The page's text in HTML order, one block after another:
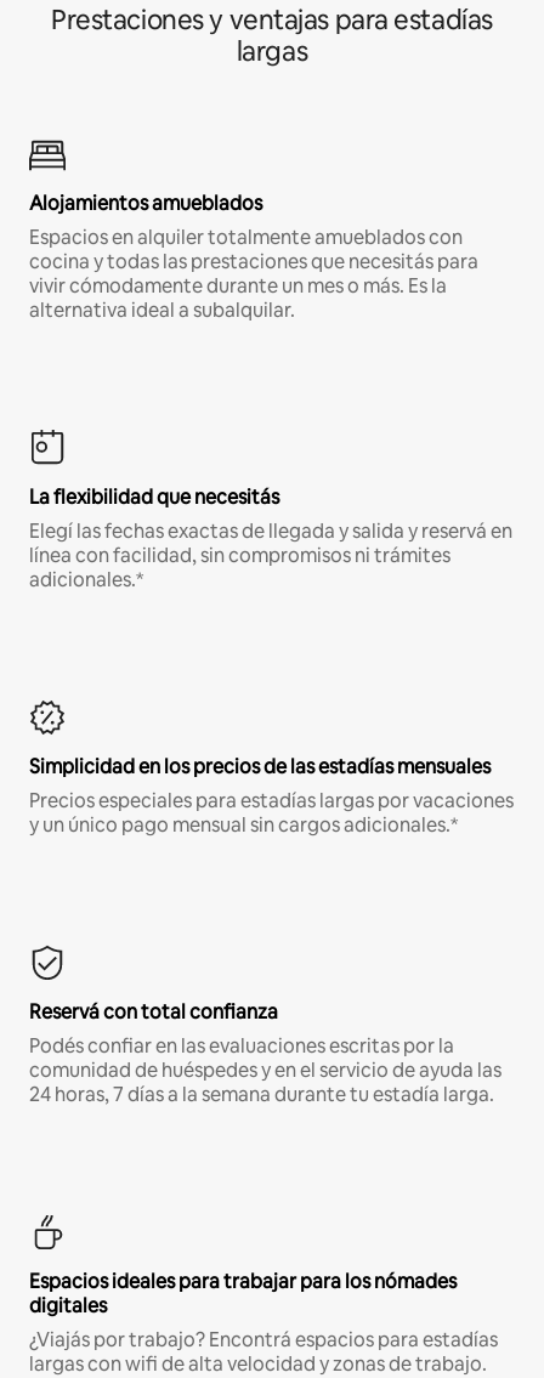
Prestaciones y ventajas para estadías
largas
Alojamientos amueblados
Espacios en alquiler totalmente amueblados con
cocina y todas las prestaciones que necesitás para
vivir cómodamente durante un mes o más. Es la
alternativa ideal a subalquilar.
La flexibilidad que necesitás
Elegí las fechas exactas de llegada y salida y reservá en
línea con facilidad, sin compromisos ni trámites
adicionales.*
Simplicidad en los precios de las estadías mensuales
Precios especiales para estadías largas por vacaciones
y un único pago mensual sin cargos adicionales.*
Reservá con total confianza
Podés confiar en las evaluaciones escritas por la
comunidad de huéspedes y en el servicio de ayuda las
24 horas, 7 días a la semana durante tu estadía larga.
Espacios ideales para trabajar para los nómades
digitales
¿Viajás por trabajo? Encontrá espacios para estadías
largas con wifi de alta velocidad y zonas de trabajo.